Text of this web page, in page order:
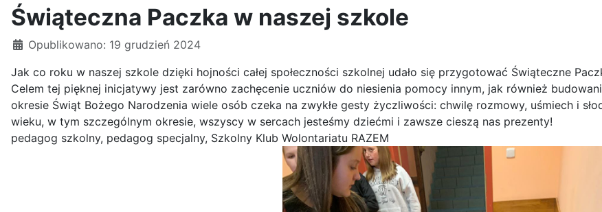
Świąteczna Paczka w naszej szkole
Szczegóły
Opublikowano: 19 grudzień 2024
Jak co roku w naszej szkole dzięki hojności całej społeczności szkolnej udało się przygotować Świąteczne
Celem tej pięknej inicjatywy jest zarówno zachęcenie uczniów do niesienia pomocy innym, jak również
okresie Świąt Bożego Narodzenia wiele osób czeka na zwykłe gesty życzliwości: chwilę rozmowy, uśmiech i
wieku, w tym szczególnym okresie, wszyscy w sercach jesteśmy dziećmi i zawsze cieszą nas prezenty!
pedagog szkolny, pedagog specjalny, Szkolny Klub Wolontariatu RAZEM